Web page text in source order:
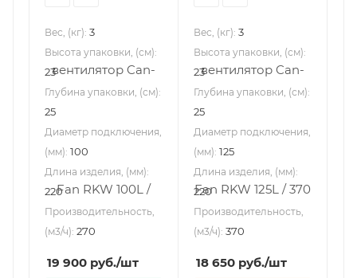
Вес, (кг): 3
Высота упаковки, (см):
23
Глубина упаковки, (см):
25
Диаметр подключения,
(мм): 100
Длина изделия, (мм):
220
Производительность,
(м3/ч): 270
19 900 руб./шт
Вес, (кг): 3
Высота упаковки, (см):
23
Глубина упаковки, (см):
25
Диаметр подключения,
(мм): 125
Длина изделия, (мм):
220
Производительность,
(м3/ч): 370
18 650 руб./шт